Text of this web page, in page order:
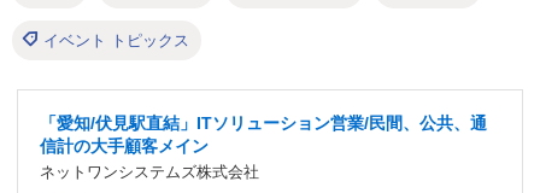
イベント トピックス
「愛知/伏見駅直結」ITソリューション営業/民間、公共、通
信計の大手顧客メイン
ネットワンシステムズ株式会社